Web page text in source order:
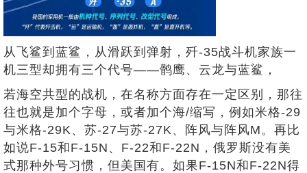
从飞鲨到蓝鲨，从滑跃到弹射，歼-35战斗机家族一
机三型却拥有三个代号——鹘鹰、云龙与蓝鲨，
若海空共型的战机，在名称方面存在一定区别，那往
往也就是加个字母，或者加个海/缩写，例如米格-29
与米格-29K、苏-27与苏-27K、阵风与阵风M。再比
如说F-15和F-15N、F-22和F-22N，俄罗斯没有美
式那种外号习惯，但美国有。如果F-15N和F-22N得